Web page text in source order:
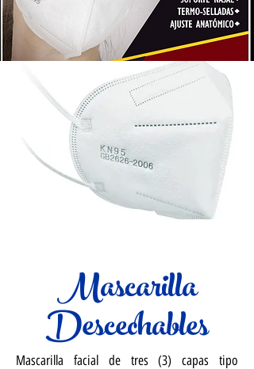
Mascarilla
Descechables
Mascarilla facial de tres (3) capas tipo